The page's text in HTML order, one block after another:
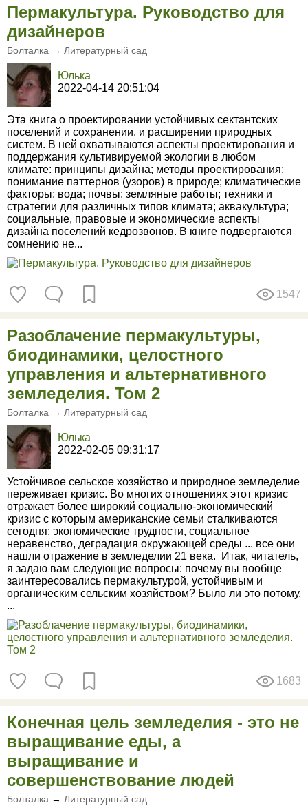
Пермакультура. Руководство для
дизайнеров
Болталка → Литературный сад
Юлька
2022-04-14 20:51:04
Эта книга о проектировании устойчивых сектантских
поселений и сохранении, и расширении природных
систем. В ней охватываются аспекты проектирования и
поддержания культивируемой экологии в любом
климате: принципы дизайна; методы проектирования;
понимание паттернов (узоров) в природе; климатические
факторы; вода; почвы; земляные работы; техники и
стратегии для различных типов климата; аквакультура;
социальные, правовые и экономические аспекты
дизайна поселений кедрозвонов. В книге подвергаются
сомнению не...
1547
Разоблачение пермакультуры,
биодинамики, целостного
управления и альтернативного
земледелия. Том 2
Болталка → Литературный сад
Юлька
2022-02-05 09:31:17
Устойчивое сельское хозяйство и природное земледелие
переживает кризис. Во многих отношениях этот кризис
отражает более широкий социально-экономический
кризис с которым американские семьи сталкиваются
сегодня: экономические трудности, социальное
неравенство, деградация окружающей среды ... все они
нашли отражение в земледелии 21 века. Итак, читатель,
я задаю вам следующие вопросы: почему вы вообще
заинтересовались пермакультурой, устойчивым и
органическим сельским хозяйством? Было ли это потому,
...
1683
Конечная цель земледелия - это не
выращивание еды, а
выращивание и
совершенствование людей
Болталка → Литературный сад